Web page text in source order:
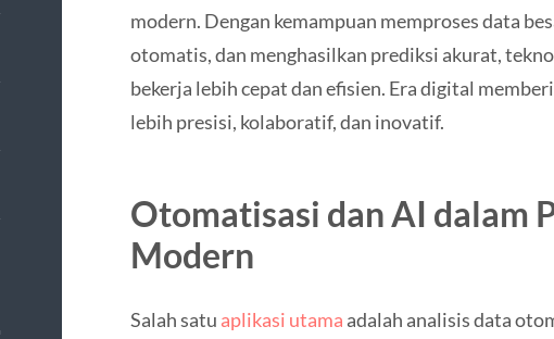
modern. Dengan kemampuan memproses data
otomatis, dan menghasilkan prediksi akurat,
bekerja lebih cepat dan efisien. Era digital
lebih presisi, kolaboratif, dan inovatif.
Otomatisasi dan AI dalam
Modern
Salah satu aplikasi utama adalah analisis data